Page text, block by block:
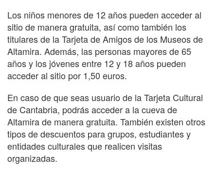
Los niños menores de 12 años pueden acceder al
sitio de manera gratuita, así como también los
titulares de la Tarjeta de Amigos de los Museos de
Altamira. Además, las personas mayores de 65
años y los jóvenes entre 12 y 18 años pueden
acceder al sitio por 1,50 euros.
En caso de que seas usuario de la Tarjeta Cultural
de Cantabria, podrás acceder a la cueva de
Altamira de manera gratuita. También existen otros
tipos de descuentos para grupos, estudiantes y
entidades culturales que realicen visitas
organizadas.